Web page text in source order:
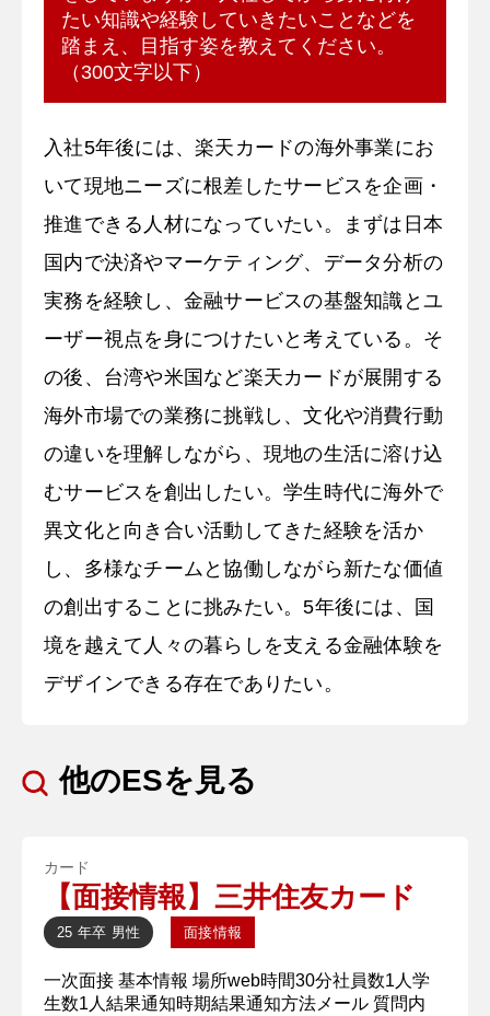
たい知識や経験していきたいことなどを
踏まえ、目指す姿を教えてください。
（300文字以下）
入社5年後には、楽天カードの海外事業にお
いて現地ニーズに根差したサービスを企画・
推進できる人材になっていたい。まずは日本
国内で決済やマーケティング、データ分析の
実務を経験し、金融サービスの基盤知識とユ
ーザー視点を身につけたいと考えている。そ
の後、台湾や米国など楽天カードが展開する
海外市場での業務に挑戦し、文化や消費行動
の違いを理解しながら、現地の生活に溶け込
むサービスを創出したい。学生時代に海外で
異文化と向き合い活動してきた経験を活か
し、多様なチームと協働しながら新たな価値
の創出することに挑みたい。5年後には、国
境を越えて人々の暮らしを支える金融体験を
デザインできる存在でありたい。
他のESを見る
カード
【面接情報】三井住友カード
25 年卒 男性 面接情報
一次面接 基本情報 場所web時間30分社員数1人学
生数1人結果通知時期結果通知方法メール 質問内